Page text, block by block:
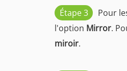
Étape 3 Pour
l'option Mirror.
miroir.